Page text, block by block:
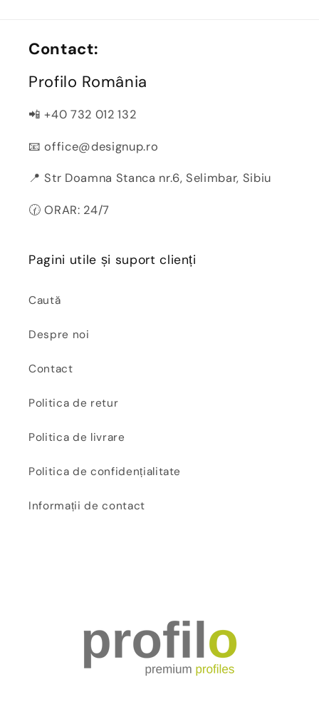
Contact:
Profilo România
📲 +40 732 012 132
📧 office@designup.ro
📍 Str Doamna Stanca nr.6, Selimbar, Sibiu
🕜 ORAR: 24/7
Pagini utile și suport clienți
Caută
Despre noi
Contact
Politica de retur
Politica de livrare
Politica de confidențialitate
Informații de contact